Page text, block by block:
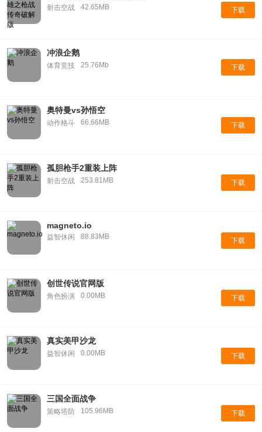
射击空战 42.65MB 下载
冲浪企鹅
体育竞技 25.76Mb 下载
奥特曼vs孙悟空
动作格斗 66.66MB 下载
孤胆枪手2重装上阵
射击空战 253.81MB 下载
magneto.io
益智休闲 88.83MB 下载
创世传说官网版
角色扮演 0.00MB 下载
真实美甲沙龙
益智休闲 0.00MB 下载
三国全面战争
策略塔防 105.96MB 下载